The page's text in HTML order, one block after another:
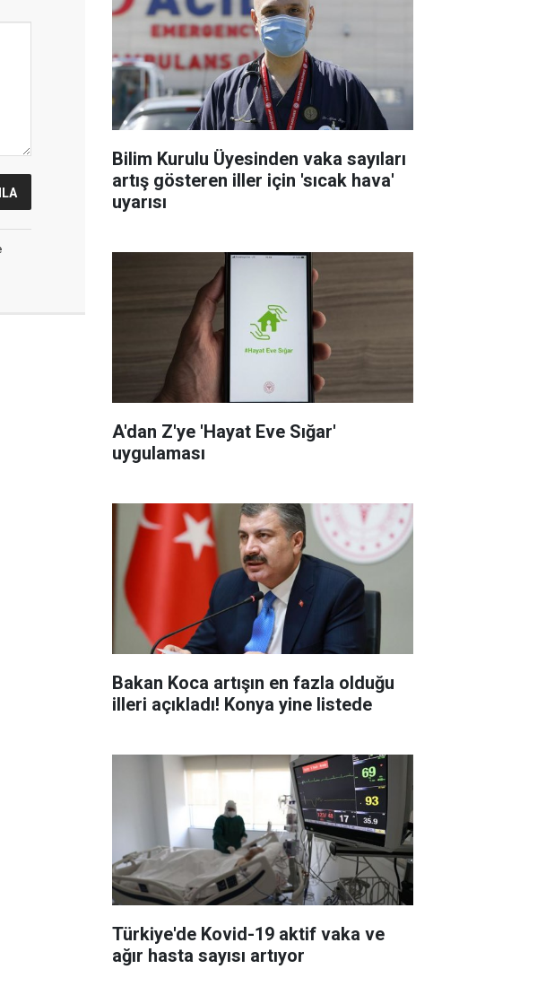
Bilim Kurulu Üyesinden vaka sayıları
artış gösteren iller için 'sıcak hava'
uyarısı
A'dan Z'ye 'Hayat Eve Sığar'
uygulaması
Bakan Koca artışın en fazla olduğu
illeri açıkladı! Konya yine listede
Türkiye'de Kovid-19 aktif vaka ve
ağır hasta sayısı artıyor